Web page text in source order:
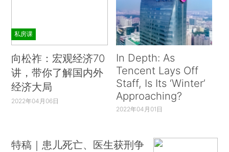
私房课
向松祚：宏观经济70
讲，带你了解国内外
经济大局
2022年04月06日
In Depth: As
Tencent Lays Off
Staff, Is Its ‘Winter’
Approaching?
2022年04月01日
特稿｜患儿死亡、医生获刑争